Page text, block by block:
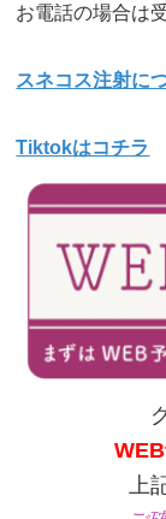
お電話の場合は
スネコス注射に
Tiktokはコチラ
上